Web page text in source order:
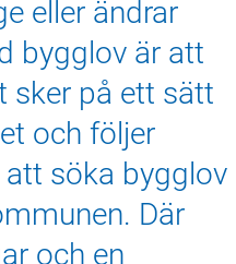
eller ändrar
bygglov är att
sker på ett sätt
och följer
att söka bygglov
Där
och en